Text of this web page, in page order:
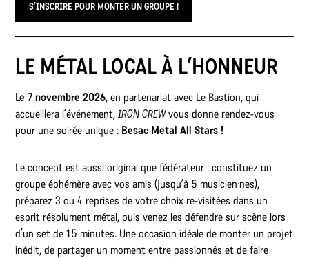
S’INSCRIRE POUR MONTER UN GROUPE !
LE MÉTAL LOCAL À L’HONNEUR
Le 7 novembre 2026, en partenariat avec Le Bastion, qui
accueillera l’événement,IRON CREWvous donne rendez-vous
pour une soirée unique : Besac Metal All Stars !
Le concept est aussi original que fédérateur : constituez un
groupe éphémère avec vos amis (jusqu’à 5 musicien·nes),
préparez 3 ou 4 reprises de votre choix re-visitées dans un
esprit résolument métal, puis venez les défendre sur scène lors
d’un set de 15 minutes. Une occasion idéale de monter un projet
inédit, de partager un moment entre passionnés et de faire